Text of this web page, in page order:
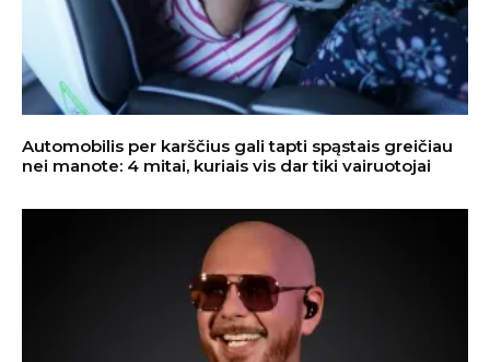
Automobilis per karščius gali tapti spąstais greičiau
nei manote: 4 mitai, kuriais vis dar tiki vairuotojai